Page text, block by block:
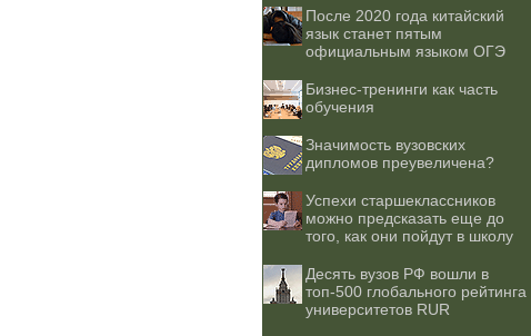
После 2020 года китайский
язык станет пятым
официальным языком ОГЭ
Бизнес-тренинги как часть
обучения
Значимость вузовских
дипломов преувеличена?
Успехи старшеклассников
можно предсказать еще до
того, как они пойдут в школу
Десять вузов РФ вошли в
топ-500 глобального рейтинга
университетов RUR